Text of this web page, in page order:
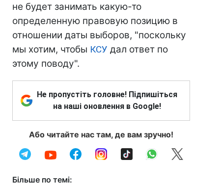
не будет занимать какую-то
определенную правовую позицию в
отношении даты выборов, "поскольку
мы хотим, чтобы КСУ дал ответ по
этому поводу".
Не пропустіть головне! Підпишіться
на наші оновлення в Google!
Або читайте нас там, де вам зручно!
Більше по темі: